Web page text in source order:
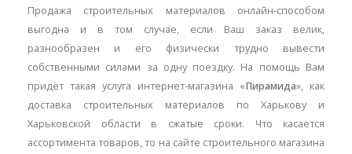
Продажа строительных материалов онлайн-способом
выгодна и в том случае, если Ваш заказ велик,
разнообразен и его физически трудно вывести
собственными силами за одну поездку. На помощь Вам
придёт такая услуга интернет-магазина «Пирамида», как
доставка строительных материалов по Харькову и
Харьковской области в сжатые сроки. Что касается
ассортимента товаров, то на сайте строительного магазина